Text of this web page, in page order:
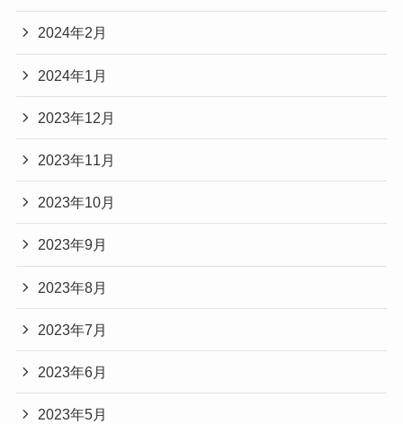
2024年2月
2024年1月
2023年12月
2023年11月
2023年10月
2023年9月
2023年8月
2023年7月
2023年6月
2023年5月